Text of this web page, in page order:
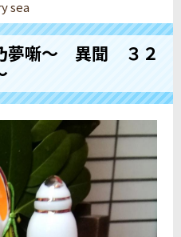
sea
夢噺～ 異聞 ３２